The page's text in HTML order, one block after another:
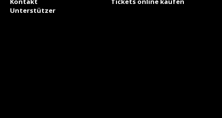
Unterstützer